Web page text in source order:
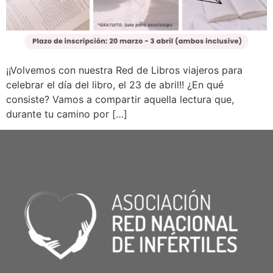
¡¡Volvemos con nuestra Red de Libros viajeros para
celebrar el día del libro, el 23 de abril!! ¿En qué
consiste? Vamos a compartir aquella lectura que,
durante tu camino por […]